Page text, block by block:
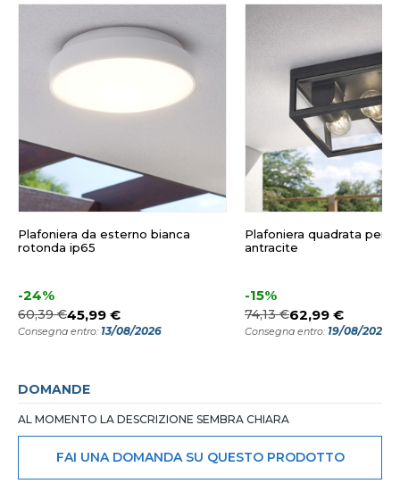
Plafoniera da esterno bianca
rotonda ip65
-24%
60,39 €45,99 €
Consegna entro: 13/08/2026
Plafoniera quadrata per
antracite
-15%
74,13 €62,99 €
Consegna entro: 19/08/2026
DOMANDE
AL MOMENTO LA DESCRIZIONE SEMBRA CHIARA
FAI UNA DOMANDA SU QUESTO PRODOTTO